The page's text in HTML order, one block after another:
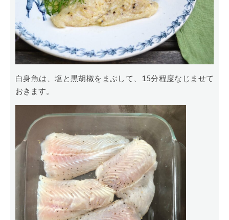
白身魚は、塩と黒胡椒をまぶして、15分程度なじませて
おきます。